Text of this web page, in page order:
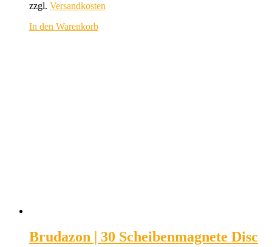
zzgl. Versandkosten
In den Warenkorb
Brudazon | 30 Scheibenmagnete Disc